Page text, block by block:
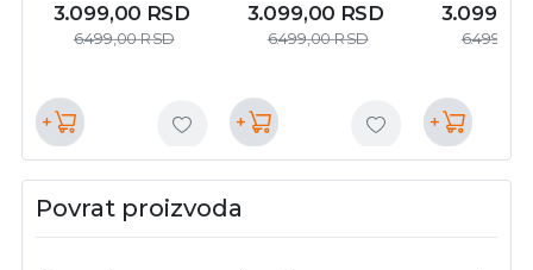
3.099,00 RSD
6.499,00RSD
+
3.099,00 RSD
6.499,00RSD
+
3.099,00
6.499,00
+
Povrat proizvoda